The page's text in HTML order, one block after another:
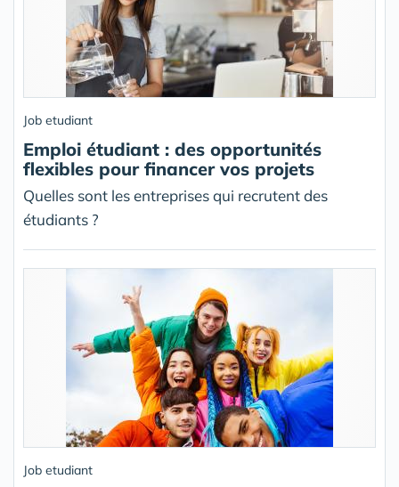
Job etudiant
Emploi étudiant : des opportunités
flexibles pour financer vos projets
Quelles sont les entreprises qui recrutent des
étudiants ?
Job etudiant